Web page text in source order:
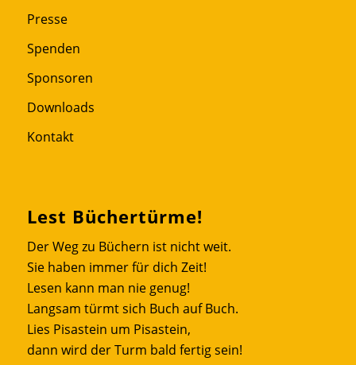
Presse
Spenden
Sponsoren
Downloads
Kontakt
Lest Büchertürme!
Der Weg zu Büchern ist nicht weit.
Sie haben immer für dich Zeit!
Lesen kann man nie genug!
Langsam türmt sich Buch auf Buch.
Lies Pisastein um Pisastein,
dann wird der Turm bald fertig sein!